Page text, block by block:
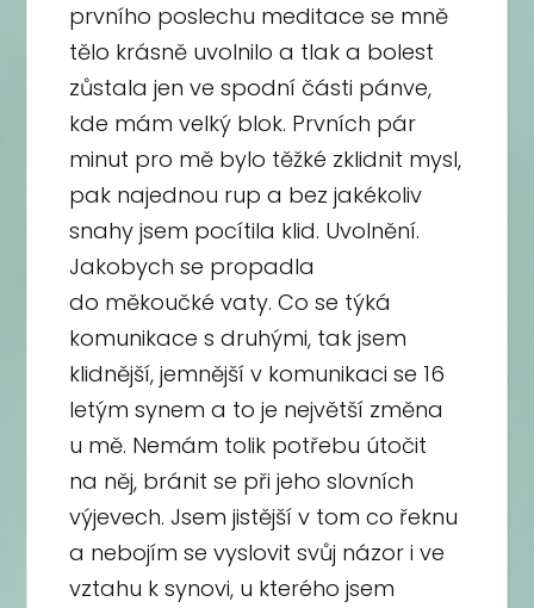
prvního poslechu meditace se mně
tělo krásně uvolnilo a tlak a bolest
zůstala jen ve spodní části pánve,
kde mám velký blok. Prvních pár
minut pro mě bylo těžké zklidnit mysl,
pak najednou rup a bez jakékoliv
snahy jsem pocítila klid. Uvolnění.
Jakobych se propadla
do měkoučké vaty. Co se týká
komunikace s druhými, tak jsem
klidnější, jemnější v komunikaci se 16
letým synem a to je největší změna
u mě. Nemám tolik potřebu útočit
na něj, bránit se při jeho slovních
výjevech. Jsem jistější v tom co řeknu
a nebojím se vyslovit svůj názor i ve
vztahu k synovi, u kterého jsem